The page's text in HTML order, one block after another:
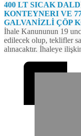
400 LT SICAK
KONTEYNERI VE
GALVANİZLİ ÇÖP
İhale Kanununun 19
edilecek olup, teklifler
alınacaktır. İhaleye